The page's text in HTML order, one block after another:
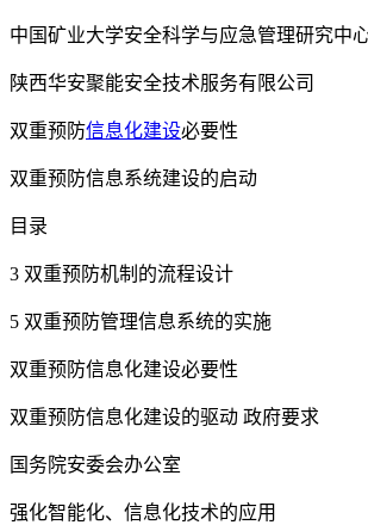
中国矿业大学安全科学与应急管理研究中
陕西华安聚能安全技术服务有限公司
双重预防信息化建设必要性
双重预防信息系统建设的启动
目录
3 双重预防机制的流程设计
5 双重预防管理信息系统的实施
双重预防信息化建设必要性
双重预防信息化建设的驱动 政府要求
国务院安委会办公室
强化智能化、信息化技术的应用